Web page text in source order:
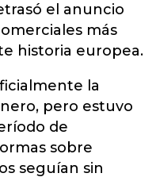
el anuncio
más
historia europea.
la
pero estuvo
de
sobre
seguían sin